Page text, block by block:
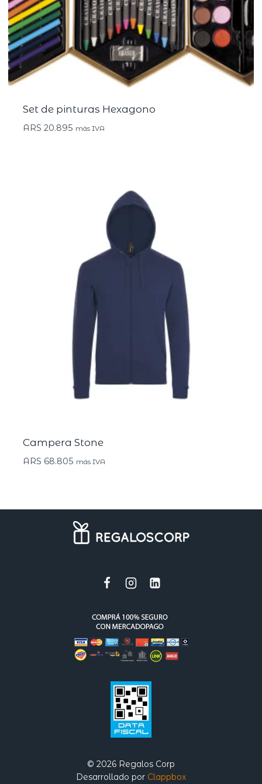
Set de pinturas Hexagono
ARS 20.895 más IVA
Campera Stone
ARS 68.805 más IVA
© 2026 Regalos Corp
Desarrollado por Clappbox